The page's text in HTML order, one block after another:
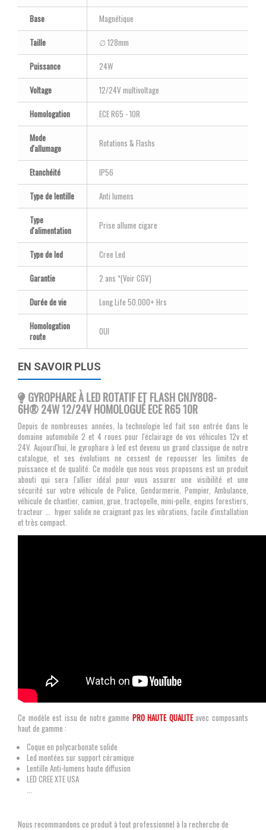
Base
Magnétique
Taille
∅ 128mm
Puissance
24W
Voltage
12/24V multivoltage
Homologation
ECE R65 - 10R
Mode
d'allumage
Rotations & Flashs
Etanchéité
IP56
Type de lentille
Anti lumens
Type
d'alimentation
Prise allume cigare
Type de led
Cree Led
Garantie
2 ans *(Voir CGV)
Durée de vie
Long Life 50.000+ Hrs
Homologation
route
OUI
EN SAVOIR PLUS
GYROPHARE À LED ROTATIF ET FLASH CNJY808-
6H® 24W 12/24V HOMOLOGUÉ ECE R65 10R
Depuis de nombreuses années, la technologie led fait son entrée dans le
domaine automobile 2 et 4 roues pour l'éclairage de vos véhicules 12v et
24V. Aujourd'hui, le gyrophare à led est devenu un grand classique de notre
catalogue, et ses évolutions ne cessent de repousser les limites de
puissance et de qualité. Ce modèle que nous vous proposons est un produit
abouti qui sera l'allier idéal pour vous assurer une visibilité et une
sécurité sur votre véhicule de Police, Gendarmerie, Pompier, Ambulance,
véhicule de chantier, camion, grue, tractopelle, mini-pelle, engins forestiers,
tracteur ... hyper solide ne craignant pas les vibrations, facile d'installation
et très compact.
Ce modèle est issu de notre gamme PRO HAUTE QUALITE avec composants
haut de gamme :
Coque en polycarbonate solide
Led montées sur support céramique
Lentille Anti-lumens haute diffusion
LED CREE XTE USA
Nous recommandons ce produit à tout professionnel à la recherche de